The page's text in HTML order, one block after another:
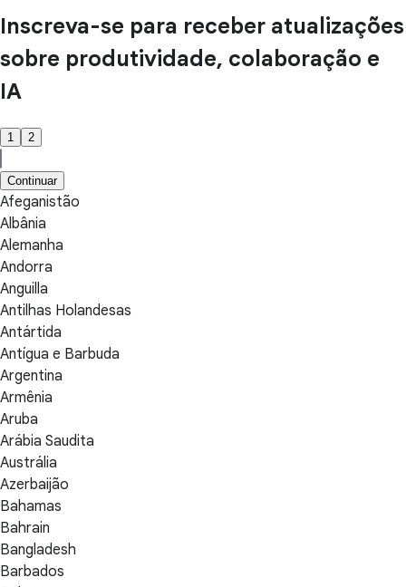
Inscreva-se para receber atualizações
sobre produtividade, colaboração e
IA
1 2
Continuar
Afeganistão
Albânia
Alemanha
Andorra
Anguilla
Antilhas Holandesas
Antártida
Antígua e Barbuda
Argentina
Armênia
Aruba
Arábia Saudita
Austrália
Azerbaijão
Bahamas
Bahrain
Bangladesh
Barbados